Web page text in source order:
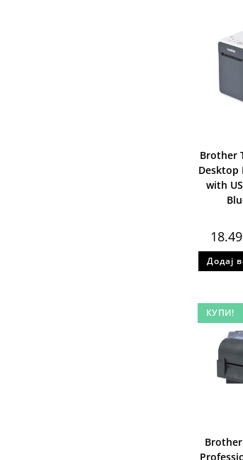
Brother
Desktop
with
Додај
КУПИ!
Brother